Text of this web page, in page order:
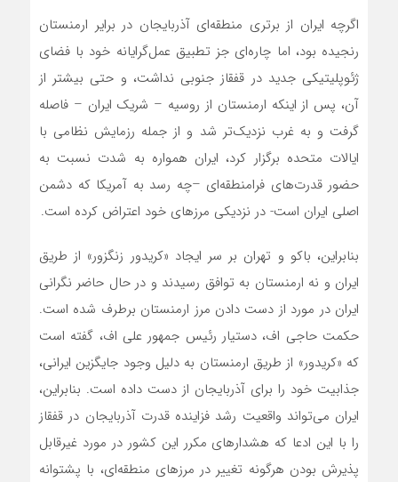
اگرچه ایران از برتری منطقه‌ای آذربایجان در برایر ارمنستان
رنجیده بود، اما چاره‌ای جز تطبیق عمل‌گرایانه خود با فضای
ژئوپلیتیکی جدید در قفقاز جنوبی نداشت، و حتی بیشتر از
آن، پس از اینکه ارمنستان از روسیه – شریک ایران – فاصله
گرفت و به غرب نزدیک‌تر شد و از جمله رزمایش نظامی با
ایالات متحده برگزار کرد، ایران همواره به شدت نسبت به
حضور قدرت‌های فرامنطقه‌ای –چه رسد به آمریکا که دشمن
اصلی ایران است- در نزدیکی مرزهای خود اعتراض کرده است.
بنابراین، باکو و تهران بر سر ایجاد «کریدور زنگزور» از طریق
ایران و نه ارمنستان به توافق رسیدند و در حال حاضر نگرانی
ایران در مورد از دست دادن مرز ارمنستان برطرف شده است.
حکمت حاجی اف، دستیار رئیس جمهور علی اف، گفته است
که «کریدور» از طریق ارمنستان به دلیل وجود جایگزین ایرانی،
جذابیت خود را برای آذربایجان از دست داده است. بنابراین،
ایران می‌تواند واقعیت رشد فزاینده قدرت آذربایجان در قفقاز
را با این ادعا که هشدارهای مکرر این کشور در مورد غیرقابل
پذیرش بودن هرگونه تغییر در مرزهای منطقه‌ای، با پشتوانه